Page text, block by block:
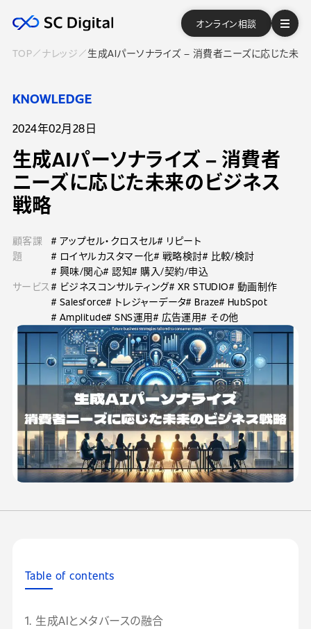
オンライン相談
TOP ナレッジ 生成AIパーソナライズ – 消費者ニーズに応じた未
KNOWLEDGE
2024年02月28日
生成AIパーソナライズ – 消費者
ニーズに応じた未来のビジネス
戦略
顧客課
題
# アップセル・クロスセル# リピート
# ロイヤルカスタマー化# 戦略検討# 比較/検討
# 興味/関心# 認知# 購入/契約/申込
サービス # ビジネスコンサルティング# XR STUDIO# 動画制作
# Salesforce# トレジャーデータ# Braze# HubSpot
# Amplitude# SNS運用# 広告運用# その他
Table of contents
1. 生成AIとメタバースの融合